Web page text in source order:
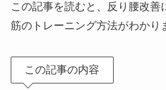
この記事を読むと、反り腰改善
筋のトレーニング方法がわかり
この記事の内容